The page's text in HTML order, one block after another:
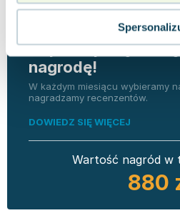
Napisz opinię o
nagrodę!
W każdym miesiącu wybieramy
nagradzamy recenzentów.
DOWIEDZ SIĘ WIĘCEJ
Wartość nagród w
880